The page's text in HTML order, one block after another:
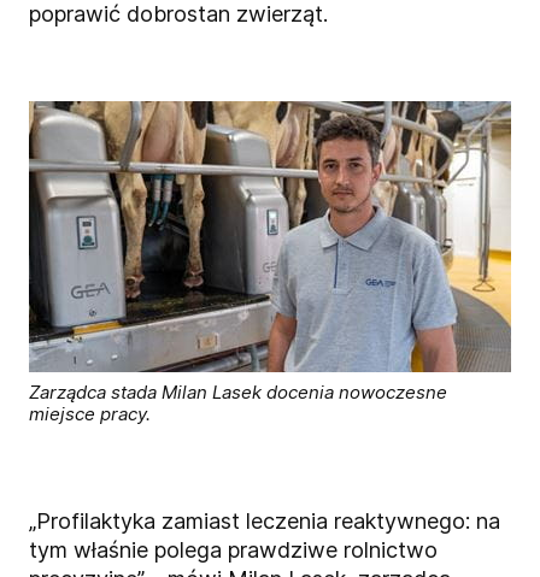
poprawić dobrostan zwierząt.
Zarządca stada Milan Lasek docenia nowoczesne
miejsce pracy.
„Profilaktyka zamiast leczenia reaktywnego: na
tym właśnie polega prawdziwe rolnictwo